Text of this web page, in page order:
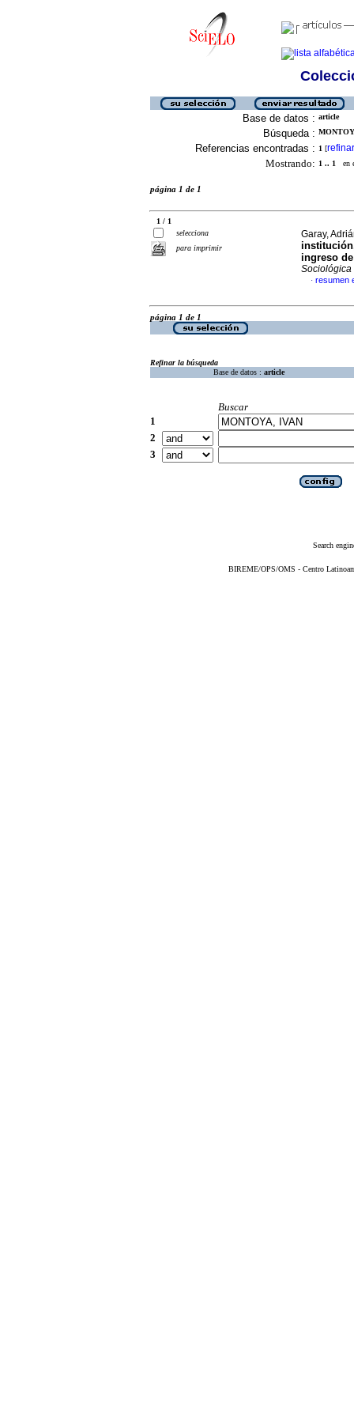
Base de datos : article
Búsqueda :
Referencias encontradas : 1 [refinar
Mostrando: 1 .. 1 en
página 1 de 1
1 / 1
selecciona
para imprimir
Garay,
ingreso
Sociológica
· resumen
página 1 de 1
Refinar la búsqueda
Base de datos : article
Buscar
1
2
3
Search
BIREME/OPS/OMS - Centro